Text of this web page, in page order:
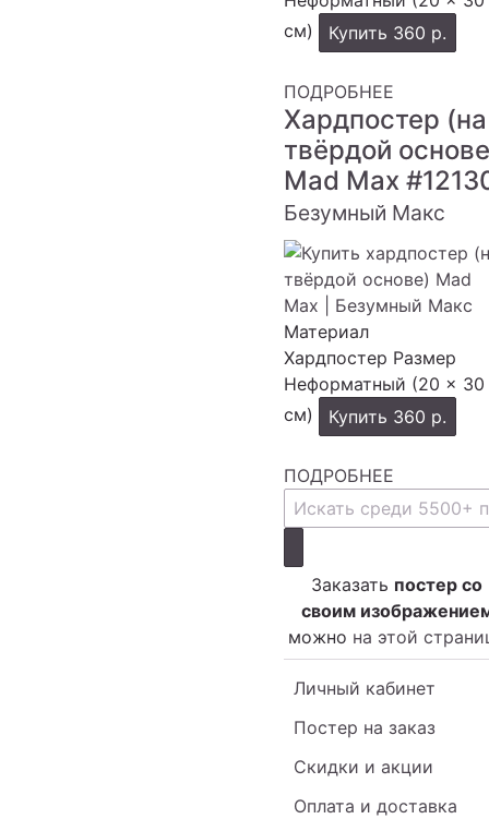
см)
Купить 360 р.
ПОДРОБНЕЕ
Хардпостер (на
твёрдой
Mad Max
Безумный Макс
Материал
Хардпостер Размер
Неформатный (20 × 30
см)
Купить 360 р.
ПОДРОБНЕЕ
Заказать постер со
своим
можно на этой
Личный кабинет
Постер на заказ
Скидки и акции
Оплата и доставка